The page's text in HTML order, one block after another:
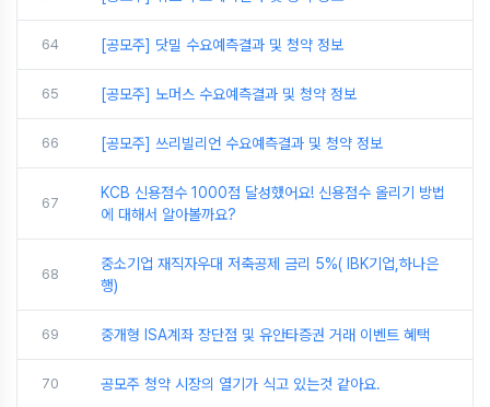
64 [공모주] 닷밀 수요예측결과 및 청약 정보
65 [공모주] 노머스 수요예측결과 및 청약 정보
66 [공모주] 쓰리빌리언 수요예측결과 및 청약 정보
67
KCB 신용점수 1000점 달성했어요! 신용점수 올리기 방법
에 대해서 알아볼까요?
68
중소기업 재직자우대 저축공제 금리 5%( IBK기업,하나은
행)
69 중개형 ISA계좌 장단점 및 유안타증권 거래 이벤트 혜택
70 공모주 청약 시장의 열기가 식고 있는것 같아요.